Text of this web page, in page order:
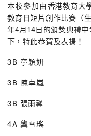
4B 黃棨柔
4C 黃鈺珊
5A 何芍窰
本校參加由香港教育大
教育日短片創作比賽（
年4月14日的頒獎典禮
下，特此恭賀及表揚！
3B 寧穎妍
3B 陳卓嵐
3B 張雨馨
4A 龔雪瑤